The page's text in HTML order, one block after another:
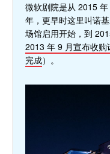
微软剧院是从 2015
年，更早时这里叫诺
场馆启用开始，到
2013 年 9 月宣布收购
完成）。